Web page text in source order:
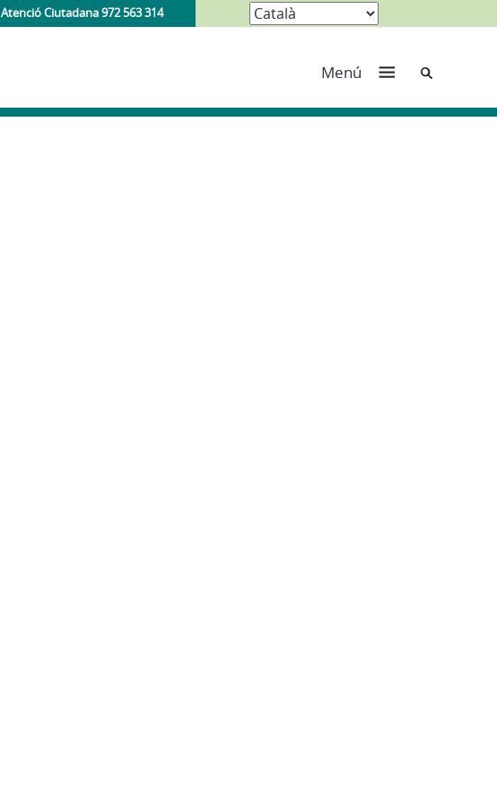
Atenció Ciutadana 972 563 314
Menú Cerca